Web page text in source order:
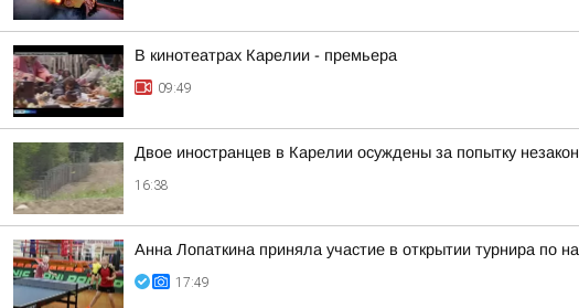
В кинотеатрах Карелии - премьера
09:49
Двое иностранцев в Карелии осуждены за попытку
16:38
Анна Лопаткина приняла участие в открытии турнира по
17:49